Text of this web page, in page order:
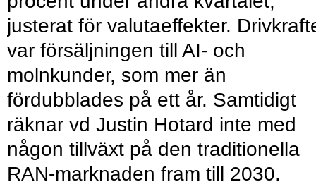
justerat för valutaeffekter.
var försäljningen till AI- och
molnkunder, som mer än
fördubblades på ett år. Samtidigt
räknar vd Justin Hotard inte med
någon tillväxt på den traditionella
RAN-marknaden fram till 2030.